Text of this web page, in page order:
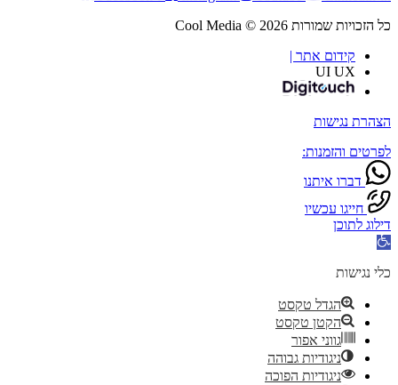
כל הזכויות שמורות Cool Media © 2026
קידום אתר |
UI UX
הצהרת נגישות
לפרטים והזמנות:
דברו איתנו
חייגו עכשיו
דילוג לתוכן
פתח
נגישות
כלי נגישות
הגדל טקסט
הקטן טקסט
גווני אפור
ניגודיות גבוהה
ניגודיות הפוכה